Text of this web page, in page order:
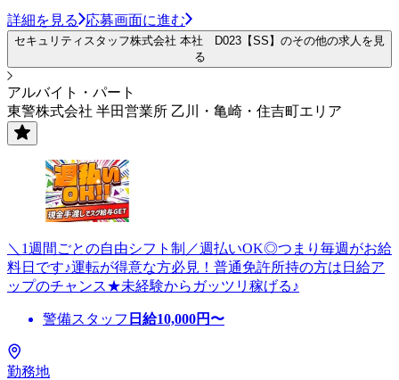
詳細を見る 応募画面に進む
セキュリティスタッフ株式会社 本社 D023【SS】のその他の求人を見
る
アルバイト・パート
東警株式会社 半田営業所 乙川・亀崎・住吉町エリア
＼1週間ごとの自由シフト制／週払いOK◎つまり毎週がお給
料日です♪運転が得意な方必見！普通免許所持の方は日給ア
ップのチャンス★未経験からガッツリ稼げる♪
警備スタッフ 日給10,000円〜
勤務地